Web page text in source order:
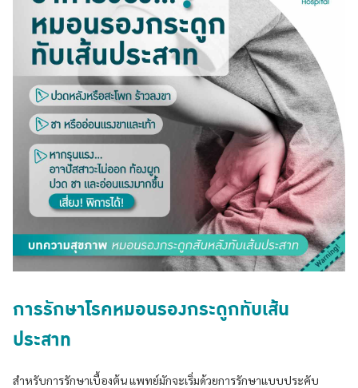
การรักษาโรคหมอนรองกระดูกทับเส้น
ประสาท
สำหรับการรักษาเบื้องต้น แพทย์มักจะเริ่มด้วยการรักษาแบบประคับ